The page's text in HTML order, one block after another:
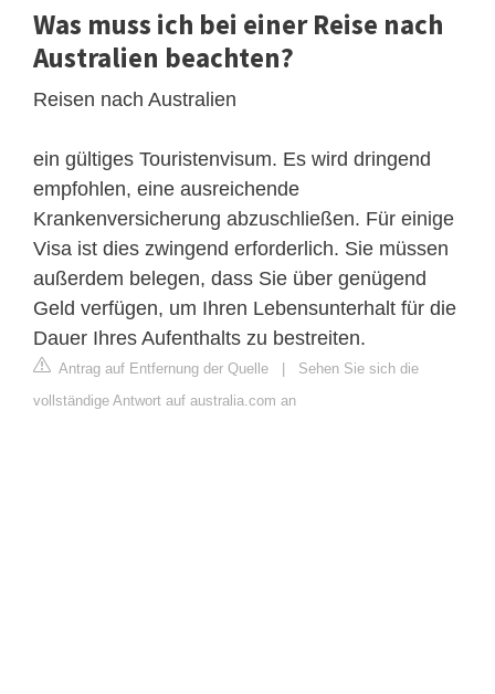
Was muss ich bei einer Reise nach
Australien beachten?
Reisen nach Australien
ein gültiges Touristenvisum. Es wird dringend
empfohlen, eine ausreichende
Krankenversicherung abzuschließen. Für einige
Visa ist dies zwingend erforderlich. Sie müssen
außerdem belegen, dass Sie über genügend
Geld verfügen, um Ihren Lebensunterhalt für die
Dauer Ihres Aufenthalts zu bestreiten.
Antrag auf Entfernung der Quelle | Sehen Sie sich die
vollständige Antwort auf australia.com an